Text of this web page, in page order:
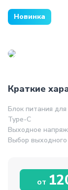
Новинка
Краткие
Блок питания
Type-C
Выходное
Выбор
от